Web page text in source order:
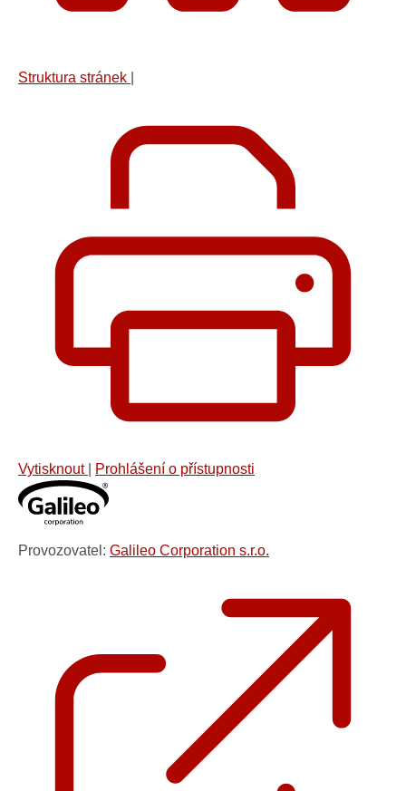
Struktura stránek
Vytisknout Prohlášení o přístupnosti
Provozovatel: Galileo Corporation s.r.o.